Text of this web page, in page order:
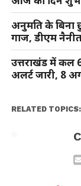
अनुमति के बिना
गाज, डीएम
उत्तराखंड में कल
अलर्ट जारी, 8
RELATED TOPICS: